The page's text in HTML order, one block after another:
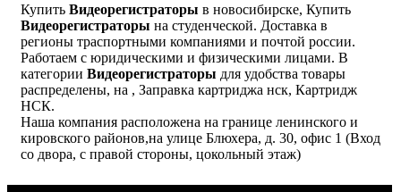
Купить Видеорегистраторы в новосибирске, Купить
Видеорегистраторы на студенческой. Доставка в
регионы траспортными компаниями и почтой россии.
Работаем с юридическими и физическими лицами. В
категории Видеорегистраторы для удобства товары
распределены, на , Заправка картриджа нск, Картридж
НСК.
Наша компания расположена на границе ленинского и
кировского районов,на улице Блюхера, д. 30, офис 1 (Вход
со двора, с правой стороны, цокольный этаж)